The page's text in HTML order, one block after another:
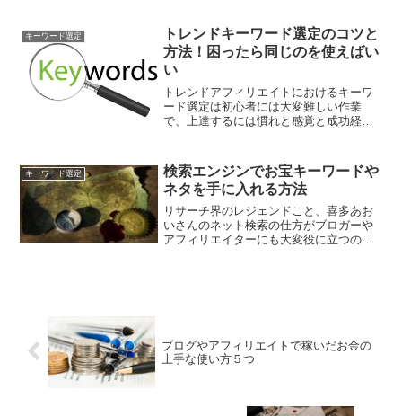
タンスでやっています。ただし、知って
おいても損はないので、ここ...
キーワード選定
トレンドキーワード選定のコツと
方法！困ったら同じのを使えばい
い
トレンドアフィリエイトにおけるキーワ
ード選定は初心者には大変難しい作業
で、上達するには慣れと感覚と成功経験
ード選びが「上手く行った」という感触
を持ったことがないため、ど...
キーワード選定
検索エンジンでお宝キーワードや
ネタを手に入れる方法
リサーチ界のレジェンドこと、喜多あお
いさんのネット検索の仕方がブロガーや
アフィリエイターにも大変役に立つの
ブログやアフィリエイトで稼いだお金の
上手な使い方５つ